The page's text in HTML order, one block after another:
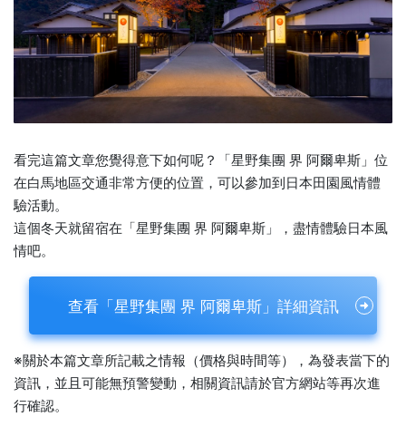
看完這篇文章您覺得意下如何呢？「星野集團 界 阿爾卑斯」位
在白馬地區交通非常方便的位置，可以參加到日本田園風情體
驗活動。
這個冬天就留宿在「星野集團 界 阿爾卑斯」，盡情體驗日本風
情吧。
查看「星野集團 界 阿爾卑斯」詳細資訊
※關於本篇文章所記載之情報（價格與時間等），為發表當下的
資訊，並且可能無預警變動，相關資訊請於官方網站等再次進
行確認。